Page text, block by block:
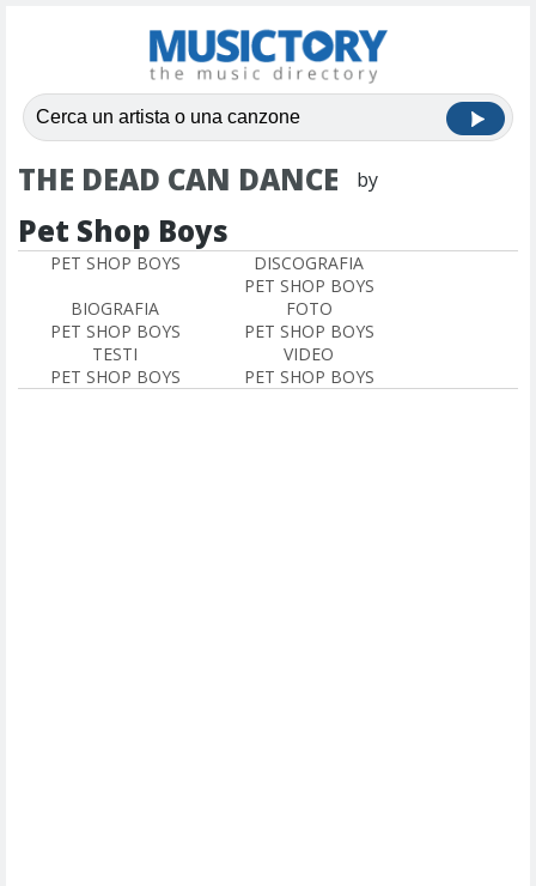
THE DEAD CAN DANCE by
Pet Shop Boys
PET SHOP BOYS
DISCOGRAFIA
PET SHOP BOYS
BIOGRAFIA
PET SHOP BOYS
FOTO
PET SHOP BOYS
TESTI
PET SHOP BOYS
VIDEO
PET SHOP BOYS